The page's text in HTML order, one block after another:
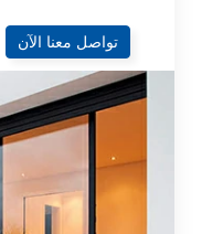
تواصل معنا الآن